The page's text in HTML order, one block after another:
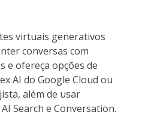
virtuais generativos
conversas com
e ofereça opções de
AI do Google Cloud ou
além de usar
Search e Conversation.